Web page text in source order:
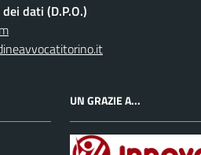
dati (D.P.O.)
UN GRAZIE A...